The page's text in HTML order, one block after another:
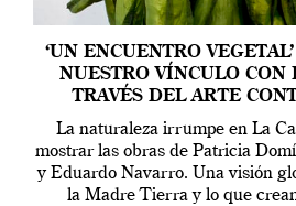
‘UN ENCUENTRO
NUESTRO VÍNCULO CON
TRAVÉS DEL ARTE
La naturaleza irrumpe en La
mostrar las obras de Patricia
y Eduardo Navarro. Una visión
la Madre Tierra y lo que